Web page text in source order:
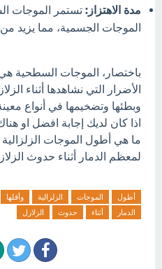
مدة الاهتزاز: تستمر الموجات
الموجات الجسمية، مما يزيد من
باختصار، الموجات السطحية
الأضرار التي نشاهدها أثناء
وبطئها وتضخيمها في أنواع
اذا كان لديك إجابة افضل او
ما هي أطول الموجات
لمعظم الدمار أثناء حدوث
أطول الموجات الزلزالية وأقلها
الدمار
أثناء حدوث الزلازل